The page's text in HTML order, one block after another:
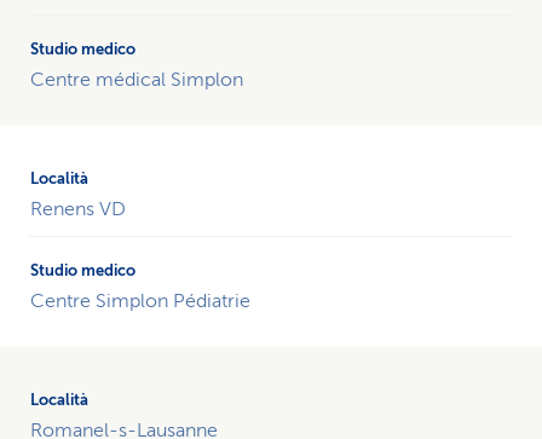
Centre médical Simplon
Renens VD
Centre Simplon Pédiatrie
Romanel-s-Lausanne